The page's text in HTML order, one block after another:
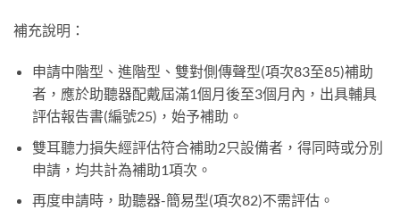
補充說明：
申請中階型、進階型、雙對側傳聲型(項次83至85)補助
者，應於助聽器配戴屆滿1個月後至3個月內，出具輔具
評估報告書(編號25)，始予補助。
雙耳聽力損失經評估符合補助2只設備者，得同時或分別
申請，均共計為補助1項次。
再度申請時，助聽器-簡易型(項次82)不需評估。